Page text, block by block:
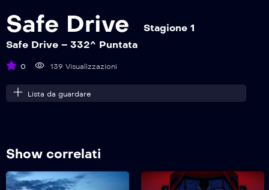
Safe Drive
Stagione 1
Safe Drive – 332^ Puntata
0 139 Visualizzazioni
Lista da guardare
Show correlati